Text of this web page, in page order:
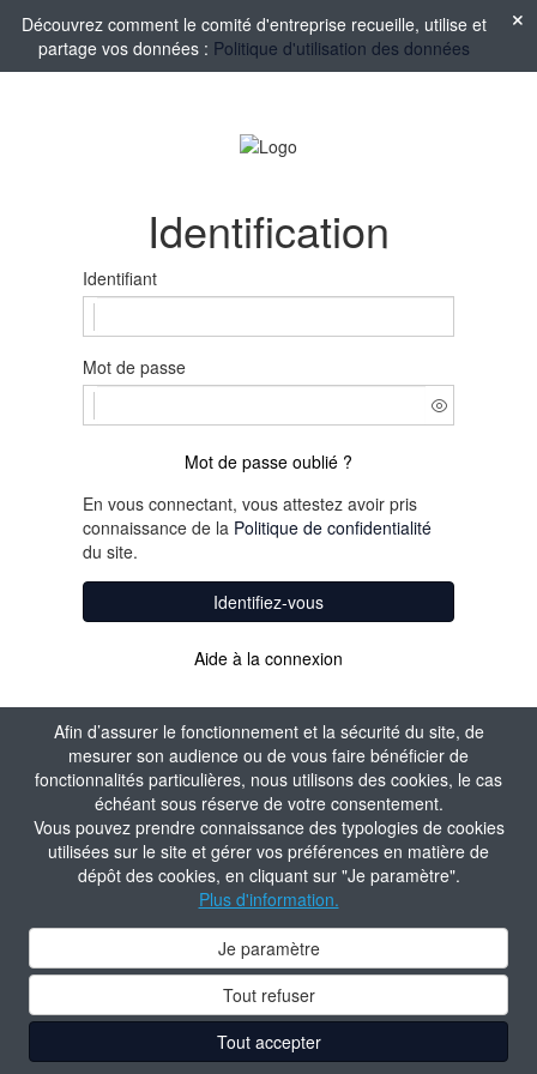
Afin d’assurer le fonctionnement et la sécurité du site, de
mesurer son audience ou de vous faire bénéficier de
fonctionnalités particulières, nous utilisons des cookies, le cas
échéant sous réserve de votre consentement.
Vous pouvez prendre connaissance des typologies de cookies
utilisées sur le site et gérer vos préférences en matière de
dépôt des cookies, en cliquant sur "Je paramètre".
Plus d'information.
Je paramètre
Tout refuser
Tout accepter
Découvrez comment le comité d'entreprise recueille, utilise et
partage vos données : Politique d'utilisation des données
Identification
Identifiant
Mot de passe
Mot de passe oublié ?
En vous connectant, vous attestez avoir pris
connaissance de la Politique de confidentialité
du site.
Identifiez-vous
Aide à la connexion